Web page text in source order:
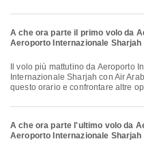
A che ora parte il primo volo da
Aeroporto Internazionale Sharjah
Internazionale Sharjah con Air
questo orario e confrontare altre
A che ora parte l'ultimo volo da
Aeroporto Internazionale Sharjah